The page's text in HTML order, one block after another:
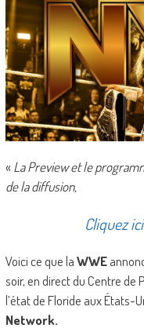
«La Preview et le
de la diffusion,
Cliquez
Voici ce que laWWE
soir, en direct du Centre de
l’état de Floride aux États-
Network.